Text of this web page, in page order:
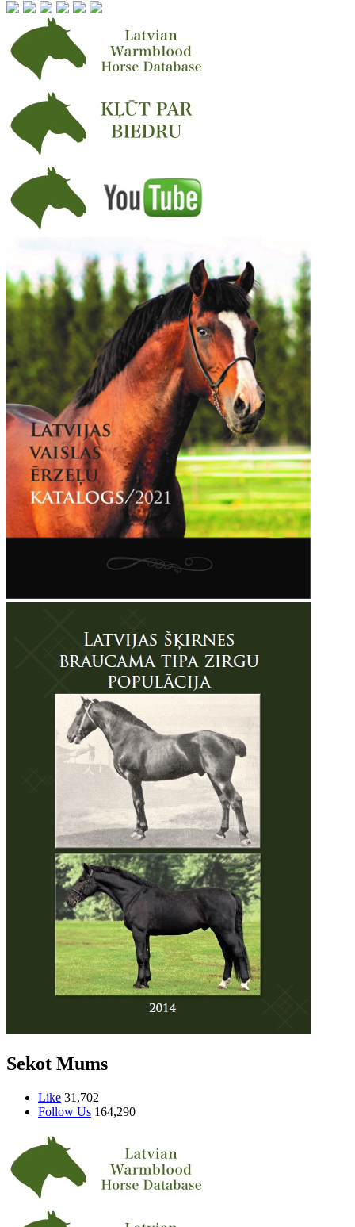
Sekot Mums
Like 31,702
Follow Us 164,290